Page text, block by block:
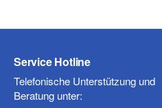
Service Hotline
Telefonische Unterstützung und
Beratung unter: